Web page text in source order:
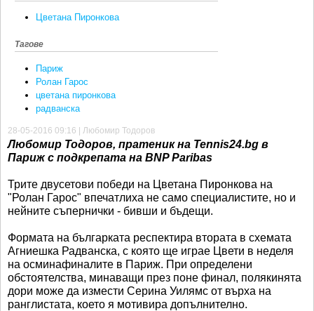
Цветана Пиронкова
Тагове
Париж
Ролан Гарос
цветана пиронкова
радванска
28-05-2016 09:16 | Любомир Тодоров
Любомир Тодоров, пратеник на Tennis24.bg в
Париж с подкрепата на BNP Paribas
Трите двусетови победи на Цветана Пиронкова на
"Ролан Гарос" впечатлиха не само специалистите, но и
нейните съпернички - бивши и бъдещи.
Формата на българката респектира втората в схемата
Агниешка Радванска, с която ще играе Цвети в неделя
на осминафиналите в Париж. При определени
обстоятелства, минаващи през поне финал, полякинята
дори може да измести Серина Уилямс от върха на
ранглистата, което я мотивира допълнително.